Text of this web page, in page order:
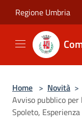
Regione Umbria
Home > Novità >
Avviso pubblico
Spoleto, Esperienza